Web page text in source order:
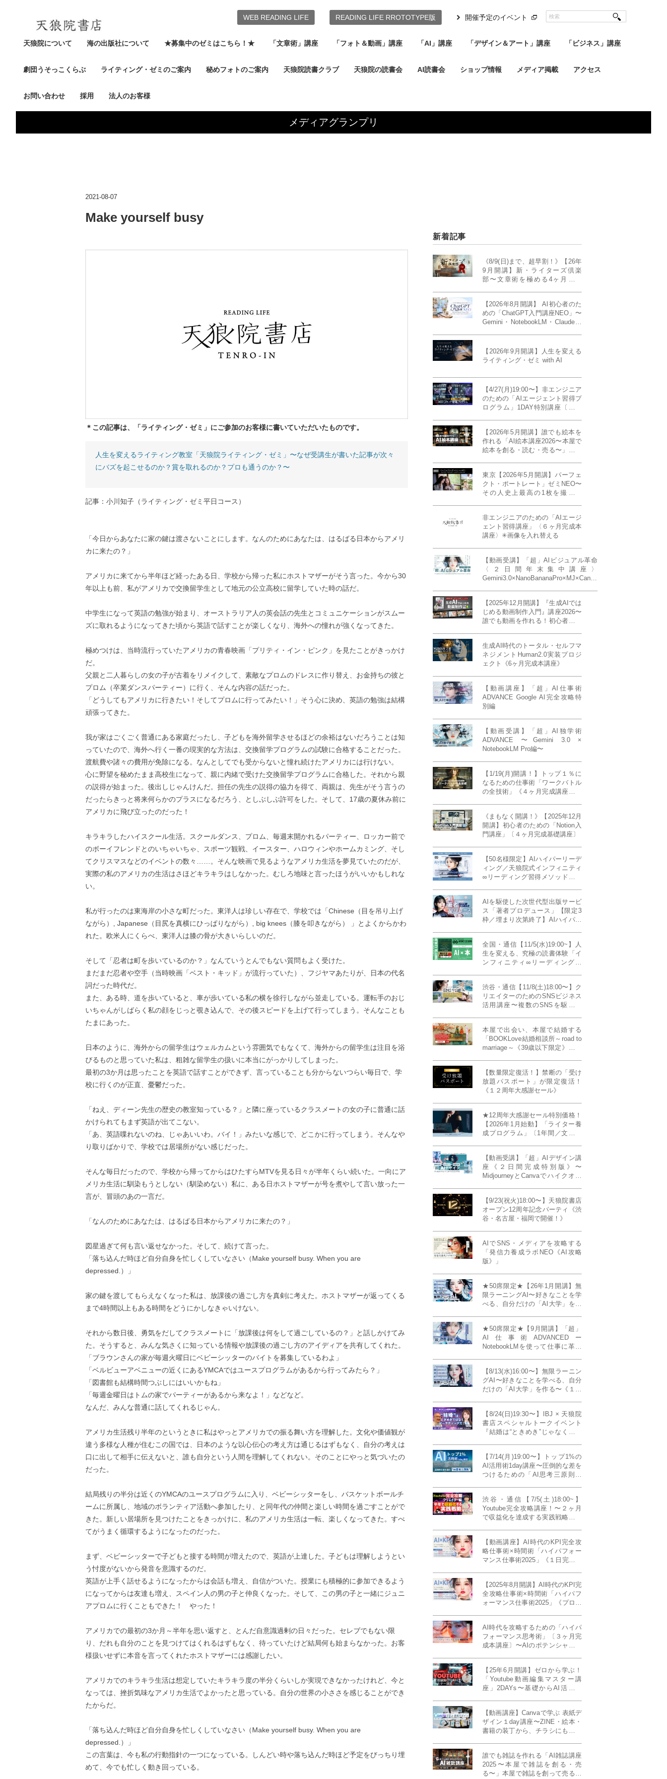
天狼院について 海の出版社について ★募集中のゼミはこちら！★ 「文章術」講座 「フォト＆動画」講座 「AI」講座 「デザイン＆アート」講座 「ビジネス」講座
劇団うそっこくらぶ ライティング・ゼミのご案内 秘めフォトのご案内 天狼院読書クラブ 天狼院の読書会 AI読書会 ショップ情報 メディア掲載 アクセス
お問い合わせ 採用 法人のお客様
WEB READING LIFE READING LIFE RROTOTYPE版 開催予定のイベント
メディアグランプリ
2021-08-07
Make yourself busy
＊この記事は、「ライティング・ゼミ」にご参加のお客様に書いていただいたものです。
人生を変えるライティング教室「天狼院ライティング・ゼミ」〜なぜ受講生が書いた記事が次々
にバズを起こせるのか？賞を取れるのか？プロも通うのか？〜
記事：小川知子（ライティング・ゼミ平日コース）
「今日からあなたに家の鍵は渡さないことにします。なんのためにあなたは、はるばる日本からアメリ
カに来たの？」
アメリカに来てから半年ほど経ったある日、学校から帰った私にホストマザーがそう言った。今から30
年以上も前、私がアメリカで交換留学生として地元の公立高校に留学していた時の話だ。
中学生になって英語の勉強が始まり、オーストラリア人の英会話の先生とコミュニケーションがスムー
ズに取れるようになってきた頃から英語で話すことが楽しくなり、海外への憧れが強くなってきた。
極めつけは、当時流行っていたアメリカの青春映画「プリティ・イン・ピンク」を見たことがきっかけ
だ。
父親と二人暮らしの女の子が古着をリメイクして、素敵なプロムのドレスに作り替え、お金持ちの彼と
プロム（卒業ダンスパーティー）に行く、そんな内容の話だった。
「どうしてもアメリカに行きたい！そしてプロムに行ってみたい！」そう心に決め、英語の勉強は結構
頑張ってきた。
我が家はごくごく普通にある家庭だったし、子どもを海外留学させるほどの余裕はないだろうことは知
っていたので、海外へ行く一番の現実的な方法は、交換留学プログラムの試験に合格することだった。
渡航費や諸々の費用が免除になる。なんとしてでも受からないと憧れ続けたアメリカには行けない。
心に野望を秘めたまま高校生になって、親に内緒で受けた交換留学プログラムに合格した。それから親
の説得が始まった。後出しじゃんけんだ。担任の先生の説得の協力を得て、両親は、先生がそう言うの
だったらきっと将来何らかのプラスになるだろう、としぶしぶ許可をした。そして、17歳の夏休み前に
アメリカに飛び立ったのだった！
キラキラしたハイスクール生活。スクールダンス、プロム、毎週末開かれるパーティー、ロッカー前で
のボーイフレンドとのいちゃいちゃ、スポーツ観戦、イースター、ハロウィンやホームカミング、そし
てクリスマスなどのイベントの数々……。そんな映画で見るようなアメリカ生活を夢見ていたのだが、
実際の私のアメリカの生活はさほどキラキラはしなかった。むしろ地味と言ったほうがいいかもしれな
い。
私が行ったのは東海岸の小さな町だった。東洋人は珍しい存在で、学校では「Chinese（目を吊り上げ
ながら）, Japanese（目尻を真横にひっぱりながら）, big knees（膝を叩きながら） 」とよくからかわ
れた。欧米人にくらべ、東洋人は膝の骨が大きいらしいのだ。
そして「忍者は町を歩いているのか？」なんていうとんでもない質問もよく受けた。
まだまだ忍者や空手（当時映画「ベスト・キッド」が流行っていた）、フジヤマあたりが、日本の代名
詞だった時代だ。
また、ある時、道を歩いていると、車が歩いている私の横を徐行しながら並走している。運転手のおじ
いちゃんがしばらく私の顔をじっと覗き込んで、その後スピードを上げて行ってしまう。そんなことも
たまにあった。
日本のように、海外からの留学生はウェルカムという雰囲気でもなくて、海外からの留学生は注目を浴
びるものと思っていた私は、粗雑な留学生の扱いに本当にがっかりしてしまった。
最初の3か月は思ったことを英語で話すことができず、言っていることも分からないつらい毎日で、学
校に行くのが正直、憂鬱だった。
「ねえ、ディーン先生の歴史の教室知っている？」と隣に座っているクラスメートの女の子に普通に話
かけられてもまず英語が出てこない。
「あ、英語喋れないのね、じゃあいいわ。バイ！」みたいな感じで、どこかに行ってしまう。そんなや
り取りばかりで、学校では居場所がない感じだった。
そんな毎日だったので、学校から帰ってからはひたすらMTVを見る日々が半年くらい続いた。一向にア
メリカ生活に馴染もうとしない（馴染めない）私に、ある日ホストマザーが号を煮やして言い放った一
言が、冒頭のあの一言だ。
「なんのためにあなたは、はるばる日本からアメリカに来たの？」
図星過ぎて何も言い返せなかった。そして、続けて言った。
「落ち込んだ時ほど自分自身を忙しくしていなさい（Make yourself busy. When you are
depressed.）」
家の鍵を渡してもらえなくなった私は、放課後の過ごし方を真剣に考えた。ホストマザーが返ってくる
まで4時間以上もある時間をどうにかしなきゃいけない。
それから数日後、勇気をだしてクラスメートに「放課後は何をして過ごしているの？」と話しかけてみ
た。そうすると、みんな気さくに知っている情報や放課後の過ごし方のアイディアを共有してくれた。
「ブラウンさんの家が毎週火曜日にベビーシッターのバイトを募集しているわよ」
「ベルビューアベニューの近くにあるYMCAではユースプログラムがあるから行ってみたら？」
「図書館も結構時間つぶしにはいいかもね」
「毎週金曜日はトムの家でパーティーがあるから来なよ！」などなど。
なんだ、みんな普通に話してくれるじゃん。
アメリカ生活残り半年のというときに私はやっとアメリカでの振る舞い方を理解した。文化や価値観が
違う多様な人種が住むこの国では、日本のような以心伝心の考え方は通じるはずもなく、自分の考えは
口に出して相手に伝えないと、誰も自分という人間を理解してくれない。そのことにやっと気づいたの
だった。
結局残りの半分は近くのYMCAのユースプログラムに入り、ベビーシッターをし、バスケットボールチ
ームに所属し、地域のボランティア活動へ参加したり、と同年代の仲間と楽しい時間を過ごすことがで
きた。新しい居場所を見つけたことをきっかけに、私のアメリカ生活は一転、楽しくなってきた。すべ
てがうまく循環するようになったのだった。
まず、ベビーシッターで子どもと接する時間が増えたので、英語が上達した。子どもは理解しようとい
う忖度がないから発音を意識するのだ。
英語が上手く話せるようになったからは会話も増え、自信がついた。授業にも積極的に参加できるよう
になってからは友達も増え、スペイン人の男の子と仲良くなった。そして、この男の子と一緒にジュニ
アプロムに行くこともできた！ やった！
アメリカでの最初の3か月～半年を思い返すと、とんだ自意識過剰の日々だった。セレブでもない限
り、だれも自分のことを見つけてはくれるはずもなく、待っていたけど結局何も始まらなかった。お客
様扱いせずに本音を言ってくれたホストマザーには感謝したい。
アメリカでのキラキラ生活は想定していたキラキラ度の半分くらいしか実現できなかったけれど、今と
なっては、挫折気味なアメリカ生活でよかったと思っている。自分の世界の小ささを感じることができ
たからだ。
「落ち込んだ時ほど自分自身を忙しくしていなさい（Make yourself busy. When you are
depressed.）」
この言葉は、今も私の行動指針の一つになっている。しんどい時や落ち込んだ時ほど予定をびっちり埋
めて、今でも忙しく動き回っている。
新着記事
《8/9(日)まで、超早割！》【26年
9月開講】新・ライターズ倶楽
部〜文章術を極める4ヶ月講義
【2026年8月開講】 AI初心者のた
めの「ChatGPT入門講座NEO」〜
Gemini・NotebookLM・Claudeま
座〕
【2026年9月開講】人生を変える
ライティング・ゼミ with AI
【4/27(月)19:00〜】非エンジニア
のための「AIエージェント習得プ
ログラム」1DAY特別講座〔パワ
【2026年5月開講】誰でも絵本を
作れる「AI絵本講座2026〜本屋で
絵本を創る・読む・売る〜」イン
20名限定》
東京【2026年5月開講】パーフェ
クト・ポートレート」ゼミNEO〜
その人史上最高の1枚を撮る！
催）」《初参加大歓迎／12名限
定》
非エンジニアのための「AIエージ
ェント習得講座」〈６ヶ月完成本
講座〉✳︎画像を入れ替える
【動画受講】「超」AIビジュアル革命
〈２日間年末集中講座〉
Gemini3.0×NanoBananaPro×MJ×Canva
【2025年12月開講】『生成AIでは
じめる動画制作入門』講座2026〜
誰でも動画を作れる！初心者から
生成AI時代のトータル・セルフマ
ネジメントHuman2.0実装プロジ
ェクト《6ヶ月完成本講座》
【動画講座】「超」AI仕事術
ADVANCE Google AI完全攻略特
別編
【動画受講】「超」AI独学術
ADVANCE 〜Gemini 3.0 ×
NotebookLM Pro編〜
【1/19(月)開講！】トップ１％に
なるための仕事術「ワークバトル
の全技術」《４ヶ月完成講座》ー
《まもなく開講！》【2025年12月
開講】初心者のための「Notion入
門講座」〔４ヶ月完成基礎講座〕
【50名様限定】AIハイパーリーデ
ィング／天狼院式インフィニティ
∞リーディング習得メソッド《４
AIを駆使した次世代型出版サービ
ス「著者プロデュース」【限定3
枠／埋まり次第終了】AIハイパー
全国・通信【11/5(水)19:00~】人
生を変える、究極の読書体験「イ
ンフィニティ∞リーディング／
MILLENNIUM THINKING アメリ
カ最高峰大学の人気講義』
渋谷・通信【11/8(土)18:00〜】ク
リエイターのためのSNSビジネス
活用講座〜複数のSNSを駆使し
成ラボPresents》
本屋で出会い、本屋で結婚する
「BOOKLove結婚相談所～road to
marriage～《39歳以下限定》」全
【数量限定復活！】禁断の「受け
放題パスポート」が限定復活！
《１２周年大感謝セール》
★12周年大感謝セール特別価格！
【2026年1月始動】「ライター養
成プログラム」〔1年間／文章講
ー”へ、全国どこからでも。〜《全
店舗リアルタイム参加OK／録画
視聴対応／限定4席》
【動画受講】「超」AIデザイン講
座《２日間完成特別版》〜
MidjourneyとCanvaでハイクオリ
【9/23(祝火)18:00〜】天狼院書店
オープン12周年記念パーティ《渋
谷・名古屋・福岡で開催！》
AIでSNS・メディアを攻略する
「発信力養成ラボNEO《AI攻略
版》」
★50席限定★【26年1月開講】無
限ラーニングAI〜好きなことを学
べる、自分だけの「AI大学」を作
★50席限定★【9月開講】「超」
AI仕事術ADVANCEDー
NotebookLMを使って仕事に革命
【8/13(水)16:00〜】無限ラーニン
グAI〜好きなことを学べる、自分
だけの「AI大学」を作る〜《１日
【8/24(日)19:30〜】IBJ × 天狼院
書店スペシャルトークイベント
『結婚は“ときめき”じゃなくて、
のカタチ〜《BOOKLove結婚相談
所presents》
【7/14(月)19:00〜】トップ1%の
AI活用術1day講座〜圧倒的な差を
つけるための「AI思考三原則」
渋谷・通信【7/5(土)18:00~】
Youtube完全攻略講座！〜２ヶ月
で収益化を達成する実践戦略！ゲ
発信力養成ラボNEO》
【動画講座】AI時代のKPI完全攻
略仕事術×時間術「ハイパフォー
マンス仕事術2025」《１日完成特
【2025年8月開講】AI時代のKPI完
全攻略仕事術×時間術「ハイパフ
ォーマンス仕事術2025」《プロフ
AI時代を攻略するための「ハイパ
フォーマンス思考術」〔３ヶ月完
成本講座〕〜AIのポテンシャルを
【25年6月開講】ゼロから学ぶ！
「Youtube動画編集マスター講
座」2DAYs〜基礎からAI活用ま
【動画講座】Canvaで学ぶ 表紙デ
ザイン１day講座〜ZINE・絵本・
書籍の装丁から、チラシにも活か
誰でも雑誌を作れる「AI雑誌講座
2025〜本屋で雑誌を創る・売
る〜」本屋で雑誌を創って売る！